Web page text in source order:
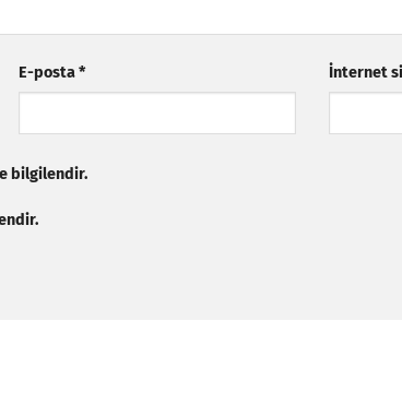
E-posta* İnternet
bilgilendir.